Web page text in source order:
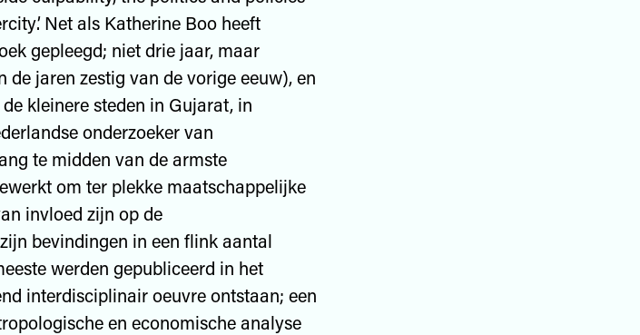
Net als Katherine Boo heeft
gepleegd; niet drie jaar, maar
jaren zestig van de vorige eeuw), en
kleinere steden in Gujarat, in
onderzoeker van
te midden van de armste
om ter plekke maatschappelijke
invloed zijn op de
bevindingen in een flink aantal
werden gepubliceerd in het
interdisciplinair oeuvre ontstaan; een
en economische analyse